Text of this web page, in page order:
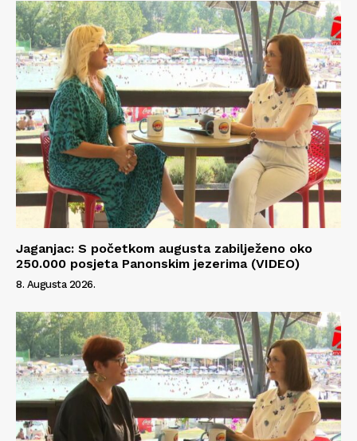
Jaganjac: S početkom augusta zabilježeno oko
250.000 posjeta Panonskim jezerima (VIDEO)
8. Augusta 2026.